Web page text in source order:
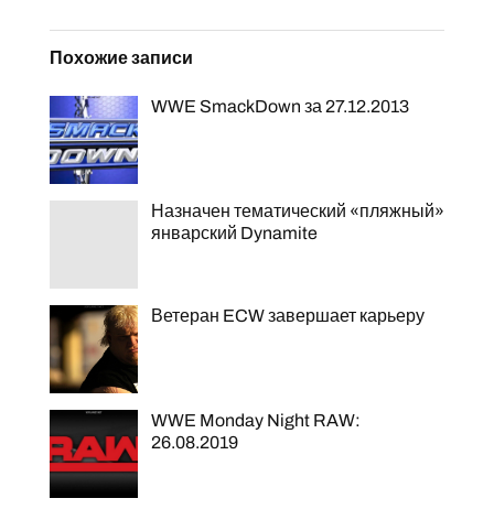
Похожие записи
WWE SmackDown за 27.12.2013
Назначен тематический «пляжный»
январский Dynamite
Ветеран ECW завершает карьеру
WWE Monday Night RAW:
26.08.2019